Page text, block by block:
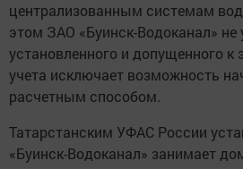
централизованным системам
этом ЗАО «Буинск-Водоканал» не
установленного и допущенного к
учета исключает возможность
расчетным способом.
Татарстанским УФАС России
«Буинск-Водоканал» занимает